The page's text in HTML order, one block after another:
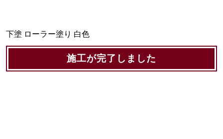
下塗 ローラー塗り 白色
施工が完了しました